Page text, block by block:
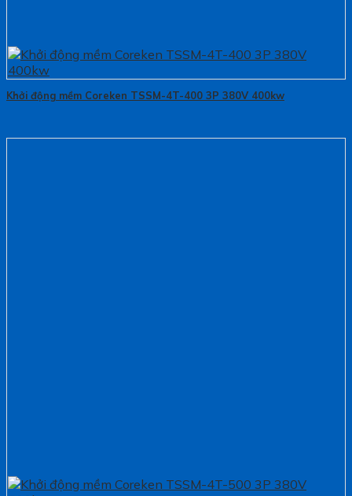
Khởi động mềm Coreken TSSM-4T-400 3P 380V 400kw